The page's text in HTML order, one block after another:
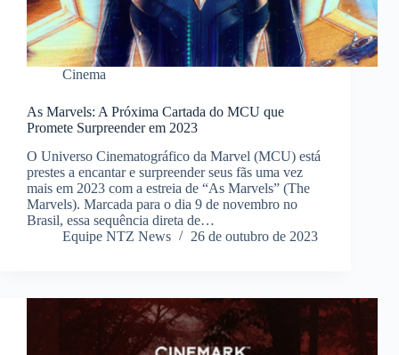
Cinema
As Marvels: A Próxima Cartada do MCU que
Promete Surpreender em 2023
O Universo Cinematográfico da Marvel (MCU) está
prestes a encantar e surpreender seus fãs uma vez
mais em 2023 com a estreia de “As Marvels” (The
Marvels). Marcada para o dia 9 de novembro no
Brasil, essa sequência direta de…
Equipe NTZ News
26 de outubro de 2023